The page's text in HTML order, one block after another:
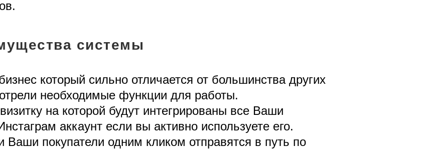
системы
который сильно отличается от большинства других
необходимые функции для работы.
на которой будут интегрированы все Ваши
аккаунт если вы активно используете его.
Ваши покупатели одним кликом отправятся в путь по